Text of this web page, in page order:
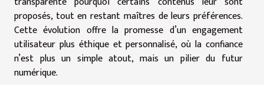
proposés, tout en restant maîtres de leurs préférences.
Cette évolution offre la promesse d’un engagement
utilisateur plus éthique et personnalisé, où la confiance
n’est plus un simple atout, mais un pilier du futur
numérique.